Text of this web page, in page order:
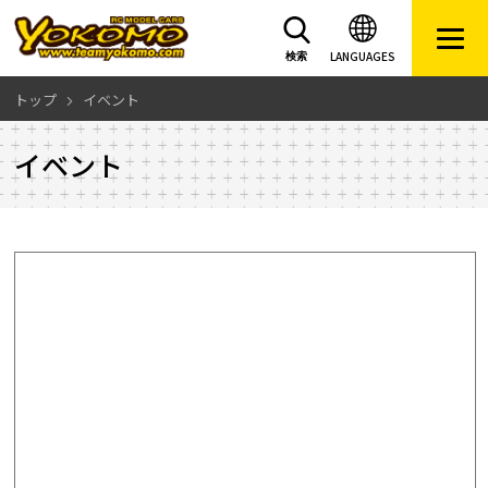
LANGUAGES
検索
トップ イベント
イベント